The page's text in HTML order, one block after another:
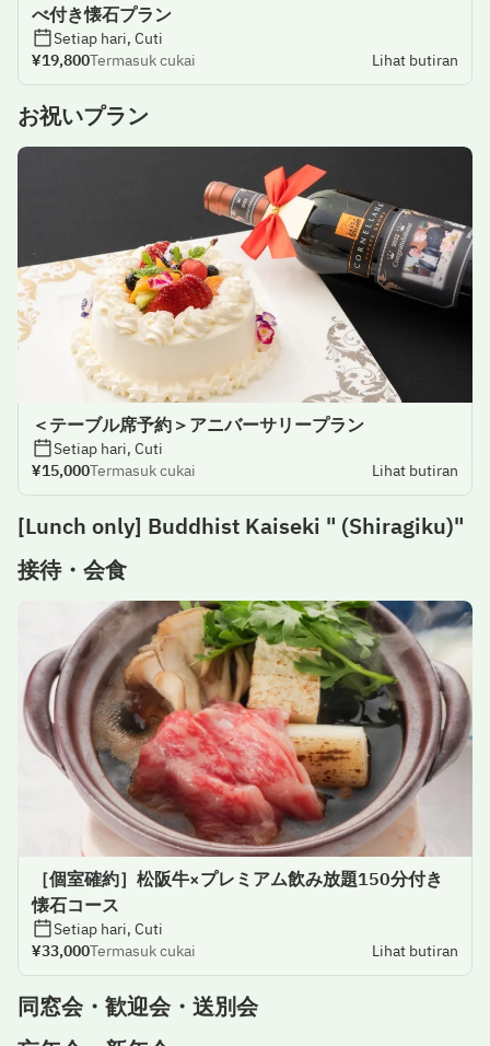
べ付き懐石プラン
Setiap hari, Cuti
¥19,800Termasuk cukai Lihat butiran
お祝いプラン
＜テーブル席予約＞アニバーサリープラン
Setiap hari, Cuti
¥15,000Termasuk cukai Lihat butiran
[Lunch only] Buddhist Kaiseki " (Shiragiku)"
接待・会食
［個室確約］松阪牛×プレミアム飲み放題150分付き
懐石コース
Setiap hari, Cuti
¥33,000Termasuk cukai Lihat butiran
同窓会・歓迎会・送別会